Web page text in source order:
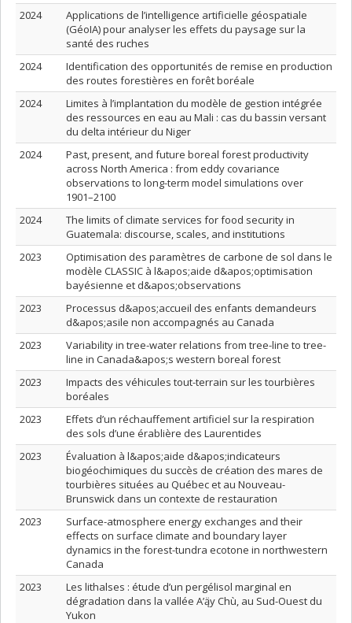
2024
Applications de l’intelligence artificielle géospatiale
(GéoIA) pour analyser les effets du paysage sur la
santé des ruches
2024
Identification des opportunités de remise en production
des routes forestières en forêt boréale
2024
Limites à l’implantation du modèle de gestion intégrée
des ressources en eau au Mali : cas du bassin versant
du delta intérieur du Niger
2024
Past, present, and future boreal forest productivity
across North America : from eddy covariance
observations to long-term model simulations over
1901–2100
2024
The limits of climate services for food security in
Guatemala: discourse, scales, and institutions
2023
Optimisation des paramètres de carbone de sol dans le
modèle CLASSIC à l&apos;aide d&apos;optimisation
bayésienne et d&apos;observations
2023
Processus d&apos;accueil des enfants demandeurs
d&apos;asile non accompagnés au Canada
2023
Variability in tree-water relations from tree-line to tree-
line in Canada&apos;s western boreal forest
2023
Impacts des véhicules tout-terrain sur les tourbières
boréales
2023
Effets d’un réchauffement artificiel sur la respiration
des sols d’une érablière des Laurentides
2023
Évaluation à l&apos;aide d&apos;indicateurs
biogéochimiques du succès de création des mares de
tourbières situées au Québec et au Nouveau-
Brunswick dans un contexte de restauration
2023
Surface-atmosphere energy exchanges and their
effects on surface climate and boundary layer
dynamics in the forest-tundra ecotone in northwestern
Canada
2023
Les lithalses : étude d’un pergélisol marginal en
dégradation dans la vallée A’ą̈y Chù, au Sud-Ouest du
Yukon